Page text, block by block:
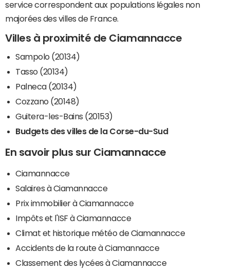
service correspondent aux populations légales non
majorées des villes de France.
Villes à proximité de Ciamannacce
Sampolo (20134)
Tasso (20134)
Palneca (20134)
Cozzano (20148)
Guitera-les-Bains (20153)
Budgets des villes de la Corse-du-Sud
En savoir plus sur Ciamannacce
Ciamannacce
Salaires à Ciamannacce
Prix immobilier à Ciamannacce
Impôts et l'ISF à Ciamannacce
Climat et historique météo de Ciamannacce
Accidents de la route à Ciamannacce
Classement des lycées à Ciamannacce